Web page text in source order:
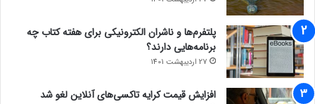
پلتفرم‌ها و ناشران الکترونیکی برای هفته کتاب چه
برنامه‌هایی دارند؟
27 اردیبهشت 1401
افزایش قیمت کرایه تاکسی‌های آنلاین لغو شد